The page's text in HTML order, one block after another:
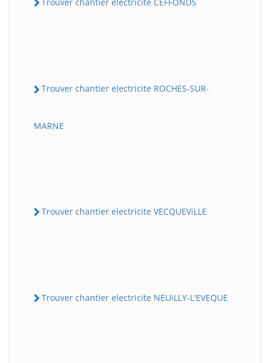
Trouver chantier electricite ROCHES-SUR-
MARNE
Trouver chantier electricite VECQUEViLLE
Trouver chantier electricite NEUiLLY-L'EVEQUE